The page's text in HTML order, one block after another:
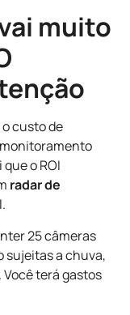
muito
custo de
que o ROI
radar de
25 câmeras
sujeitas a chuva,
terá gastos